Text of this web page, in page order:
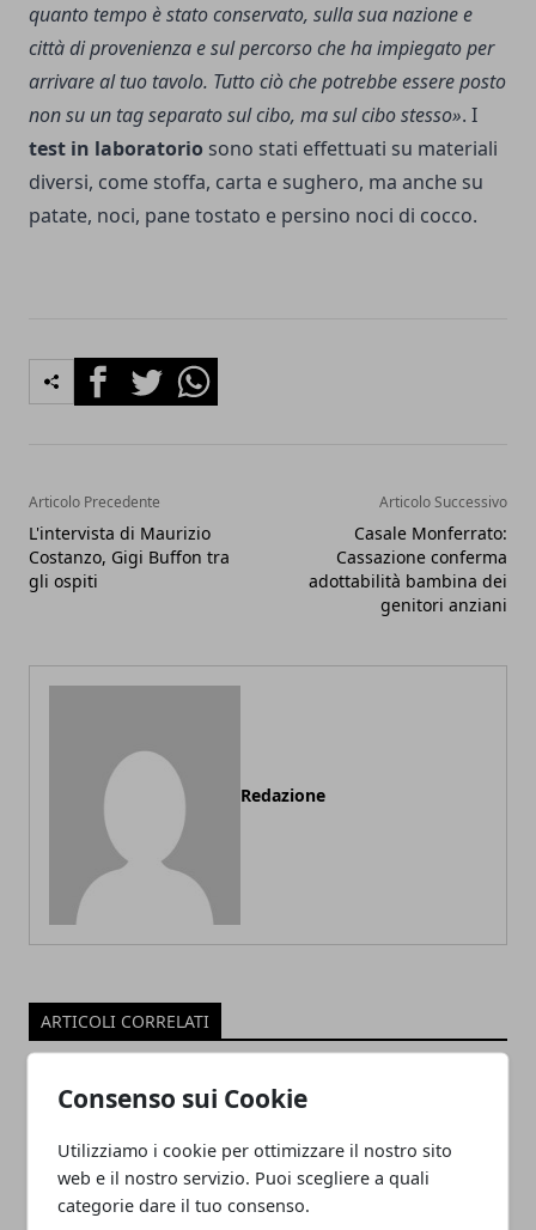
Consenso sui Cookie
Utilizziamo i cookie per ottimizzare il nostro sito
web e il nostro servizio. Puoi scegliere a quali
categorie dare il tuo consenso.
quanto tempo è stato conservato, sulla sua nazione e
città di provenienza e sul percorso che ha impiegato per
arrivare al tuo tavolo. Tutto ciò che potrebbe essere posto
non su un tag separato sul cibo, ma sul cibo stesso». I
test in laboratorio sono stati effettuati su materiali
diversi, come stoffa, carta e sughero, ma anche su
patate, noci, pane tostato e persino noci di cocco.
FacebookTwitterWhatsapp
Articolo Precedente
L'intervista di Maurizio
Costanzo, Gigi Buffon tra
gli ospiti
Articolo Successivo
Casale Monferrato:
Cassazione conferma
adottabilità bambina dei
genitori anziani
Redazione
ARTICOLI CORRELATI